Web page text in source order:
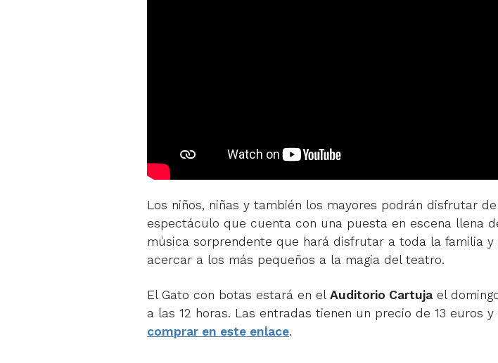
Los niños, niñas y también los mayores podrán disfrutar
espectáculo que cuenta con una puesta en escena llena
música sorprendente que hará disfrutar a toda la familia
acercar a los más pequeños a la magia del teatro.
El Gato con botas estará en el Auditorio Cartujael
a las 12 horas. Las entradas tienen un precio de 13 euros y
comprar en este enlace.